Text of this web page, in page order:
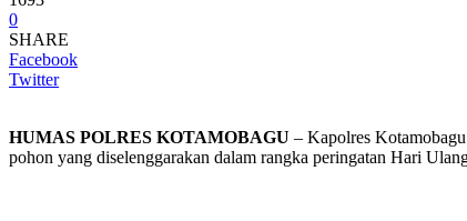
0
SHARE
Facebook
Twitter
HUMAS POLRES KOTAMOBAGU – Kapolres
pohon yang diselenggarakan dalam rangka peringatan Hari